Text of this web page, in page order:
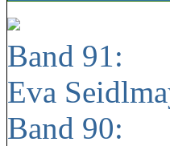
Band 91:
Eva
Band 90: